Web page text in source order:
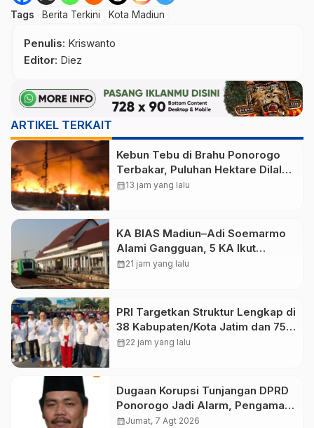
Tags Berita Terkini Kota Madiun
Penulis: Kriswanto
Editor: Diez
ARTIKEL TERKAIT
Kebun Tebu di Brahu Ponorogo
Terbakar, Puluhan Hektare Dilalap
Api
calendar_month13 jam yang lalu
KA BIAS Madiun–Adi Soemarmo
Alami Gangguan, 5 KA Ikut
Terdampak
calendar_month21 jam yang lalu
PRI Targetkan Struktur Lengkap di
38 Kabupaten/Kota Jatim dan 75
Kursi DPR RI pada Pemilu 2029
calendar_month22 jam yang lalu
Dugaan Korupsi Tunjangan DPRD
Ponorogo Jadi Alarm, Pengamat
Minta Magetan Perkuat Tata
calendar_monthJumat, 7 Agt 2026